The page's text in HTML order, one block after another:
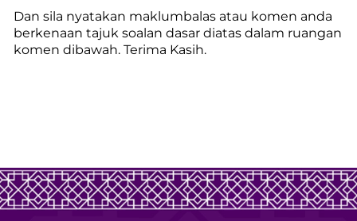
Dan sila nyatakan maklumbalas atau komen anda
berkenaan tajuk soalan dasar diatas dalam ruangan
komen dibawah. Terima Kasih.